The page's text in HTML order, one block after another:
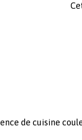
de cuisine